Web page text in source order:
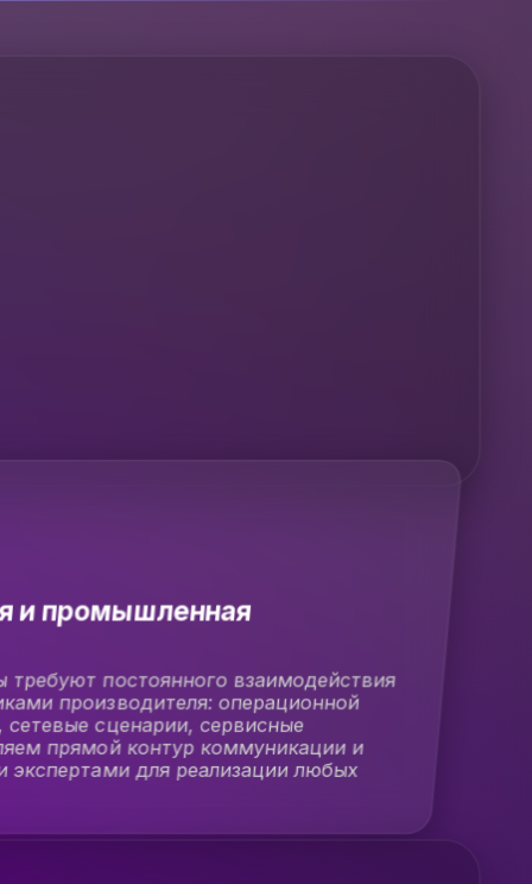
и промышленная
требуют постоянного взаимодействия
производителя: операционной
сценарии, сервисные
прямой контур коммуникации и
для реализации любых